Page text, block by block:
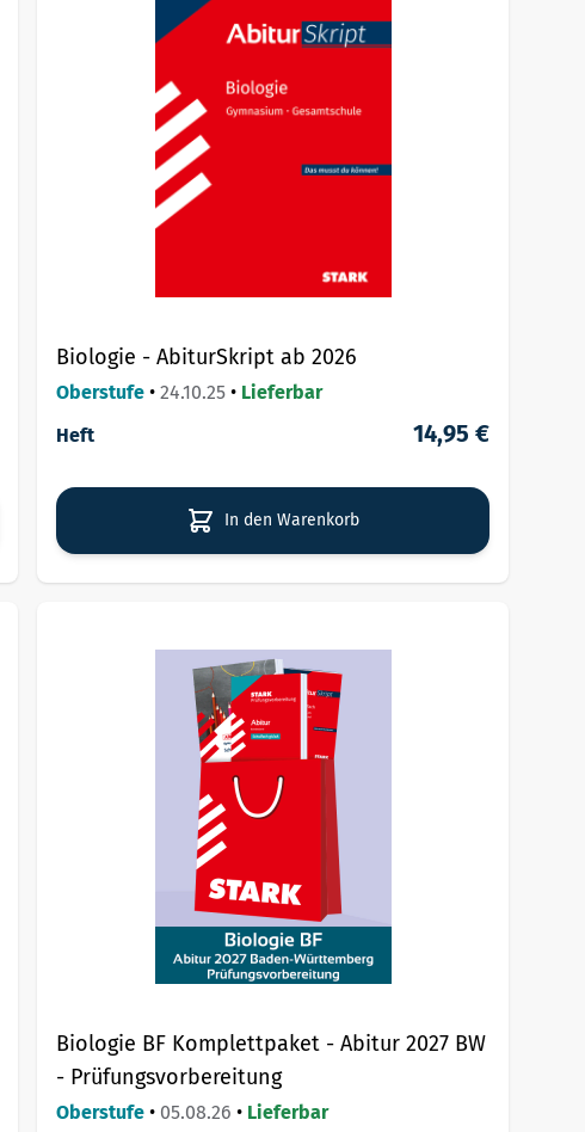
Biologie - AbiturSkript ab 2026
Oberstufe •24.10.25 • Lieferbar
Heft
14,95 €
In den Warenkorb
Biologie BF Komplettpaket - Abitur 2027 BW
- Prüfungsvorbereitung
Oberstufe • 05.08.26 • Lieferbar